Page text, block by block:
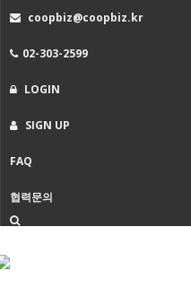
coopbiz@coopbiz.kr
02-303-2599
LOGIN
SIGN UP
FAQ
협력문의